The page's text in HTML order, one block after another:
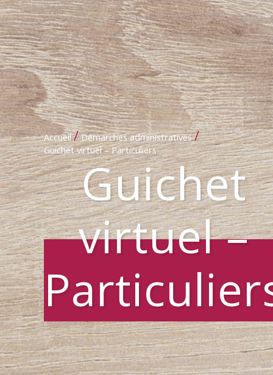
Accueil / Démarches administratives /
Guichet virtuel – Particuliers
Guichet
virtuel –